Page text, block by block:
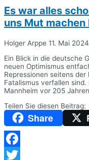
Es war alles
uns Mut machen
Holger Arppe 11. Mai 2024
Ein Blick in die deutsche
neuen Optimismus
Repressionen seitens
Fatalismus verfallen
Mannheim vor 205
Teilen Sie diesen Beitrag:
Share
Facebook